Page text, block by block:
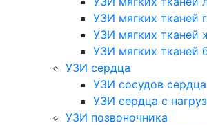
УЗИ мягких тканей
УЗИ мягких тканей
УЗИ мягких тканей
УЗИ сердца
УЗИ сосудов сердца
УЗИ сердца с
УЗИ позвоночника